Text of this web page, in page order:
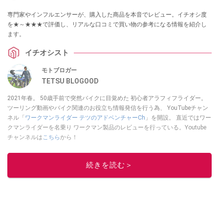
専門家やインフルエンサーが、購入した商品を本音でレビュー。イチオシ度
を★～★★★で評価し、リアルな口コミで買い物の参考になる情報を紹介し
ます。
イチオシスト
モトブロガー
TETSU BLOGOOD
2021年春。 50歳手前で突然バイクに目覚めた 初心者アラフィフライダー。
ツーリング動画やバイク関連のお役立ち情報発信を行う為、 YouTubeチャン
ネル「 ワークマンライダー テツのアドベンチャーCh 」を開設。 直近ではワー
クマンライダーを名乗り ワークマン製品のレビューを行っている。Youtube
チャンネルはこちらから！
このイチオシストの他の記事を読む
続きを読む＞